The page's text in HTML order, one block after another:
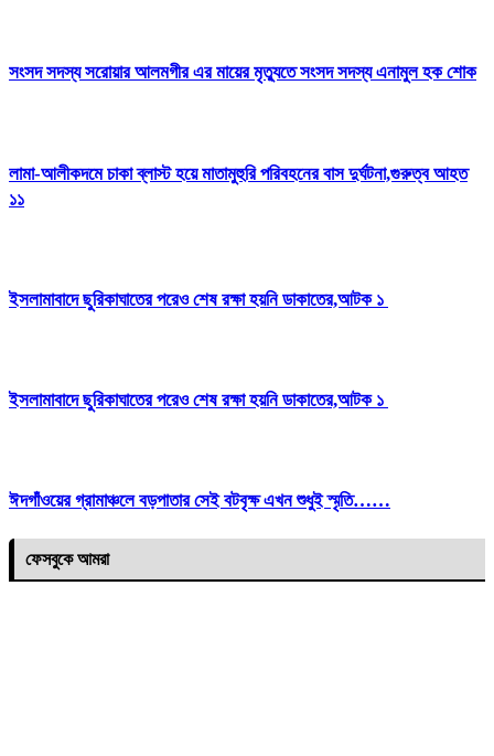
সংসদ সদস্য সরোয়ার আলমগীর এর মায়ের মৃত্যুতে সংসদ সদস্য এনামুল হক শোক
লামা-আলীকদমে চাকা ব্লাস্ট হয়ে মাতামুহুরি পরিবহনের বাস দুর্ঘটনা,গুরুত্ব আহত
১১
ইসলামাবাদে ছুরিকাঘাতের পরেও শেষ রক্ষা হয়নি ডাকাতের,আটক ১
ইসলামাবাদে ছুরিকাঘাতের পরেও শেষ রক্ষা হয়নি ডাকাতের,আটক ১
ঈদগাঁওয়ের গ্রামাঞ্চলে বড়পাতার সেই বটবৃক্ষ এখন শুধুই স্মৃতি……
ফেসবুকে আমরা